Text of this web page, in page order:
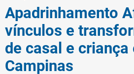
Apadrinhamento
vínculos e
de casal e criança
Campinas